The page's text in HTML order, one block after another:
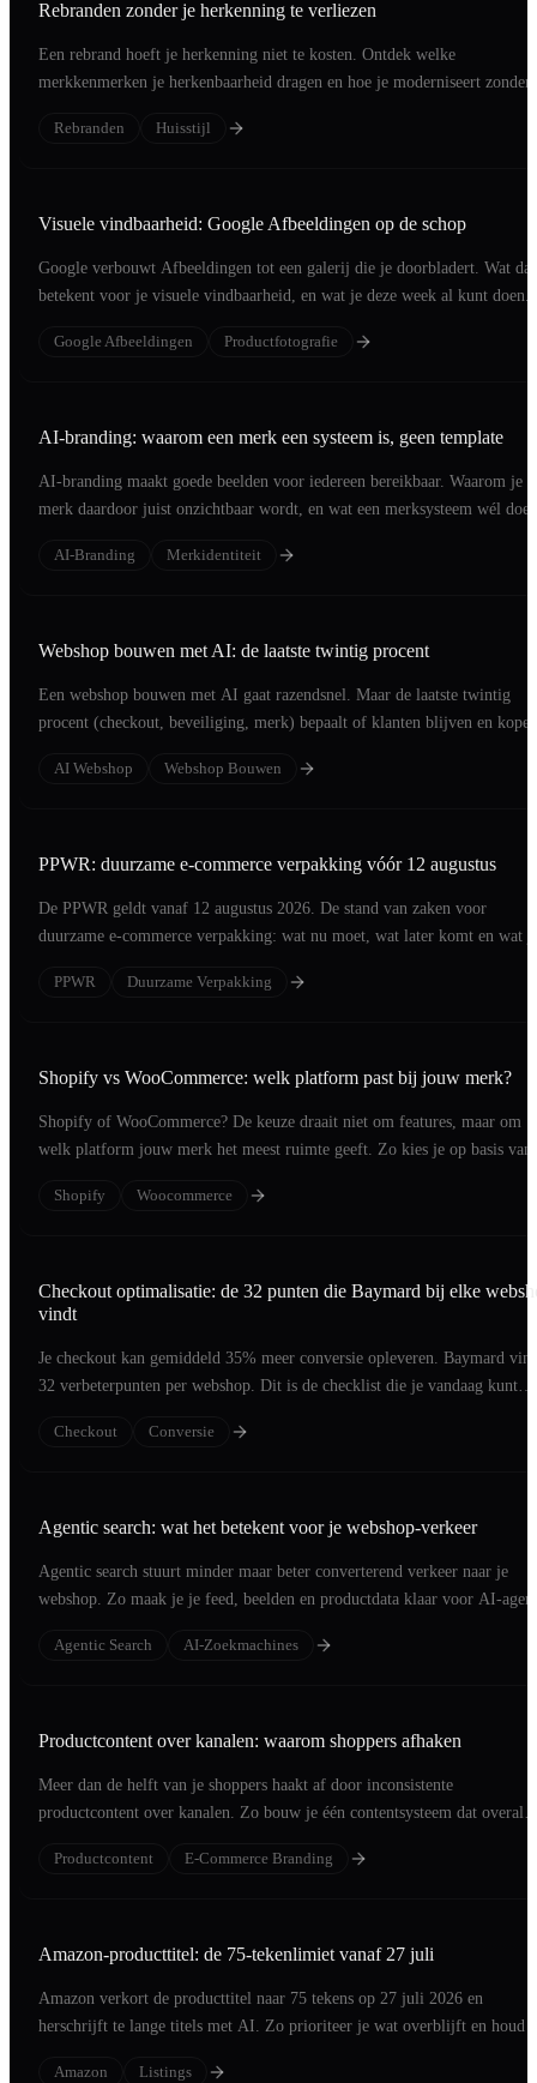
Rebranden zonder je herkenning te verliezen
Een rebrand hoeft je herkenning niet te kosten. Ontdek welke
merkkenmerken je herkenbaarheid dragen en hoe je moderniseert zonder
Rebranden
Huisstijl
Visuele vindbaarheid: Google Afbeeldingen op de schop
Google verbouwt Afbeeldingen tot een galerij die je doorbladert. Wat dat
betekent voor je visuele vindbaarheid, en wat je deze week al kunt doen.
Google Afbeeldingen Productfotografie
AI-branding: waarom een merk een systeem is, geen template
AI-branding maakt goede beelden voor iedereen bereikbaar. Waarom je
merk daardoor juist onzichtbaar wordt, en wat een merksysteem wél
AI-Branding Merkidentiteit
Webshop bouwen met AI: de laatste twintig procent
Een webshop bouwen met AI gaat razendsnel. Maar de laatste twintig
procent (checkout, beveiliging, merk) bepaalt of klanten blijven en
AI Webshop Webshop Bouwen
PPWR: duurzame e-commerce verpakking vóór 12 augustus
De PPWR geldt vanaf 12 augustus 2026. De stand van zaken voor
duurzame e-commerce verpakking: wat nu moet, wat later komt en wat
PPWR
Duurzame Verpakking
Shopify vs WooCommerce: welk platform past bij jouw merk?
Shopify of WooCommerce? De keuze draait niet om features, maar om
welk platform jouw merk het meest ruimte geeft. Zo kies je op basis van
Shopify
Woocommerce
Checkout optimalisatie: de 32 punten die Baymard bij elke
vindt
Je checkout kan gemiddeld 35% meer conversie opleveren. Baymard
32 verbeterpunten per webshop. Dit is de checklist die je vandaag kunt
Checkout
Conversie
Agentic search: wat het betekent voor je webshop-verkeer
Agentic search stuurt minder maar beter converterend verkeer naar je
webshop. Zo maak je je feed, beelden en productdata klaar voor AI-
Agentic Search AI-Zoekmachines
Productcontent over kanalen: waarom shoppers afhaken
Meer dan de helft van je shoppers haakt af door inconsistente
productcontent over kanalen. Zo bouw je één contentsysteem dat overal
Productcontent
E-Commerce Branding
Amazon-producttitel: de 75-tekenlimiet vanaf 27 juli
Amazon verkort de producttitel naar 75 tekens op 27 juli 2026 en
herschrijft te lange titels met AI. Zo prioriteer je wat overblijft en houd
Amazon
Listings